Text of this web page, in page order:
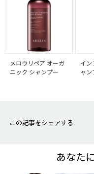
メロウリペア オーガ
ニック シャンプー
イン
ャン
この記事をシェアする
あなた